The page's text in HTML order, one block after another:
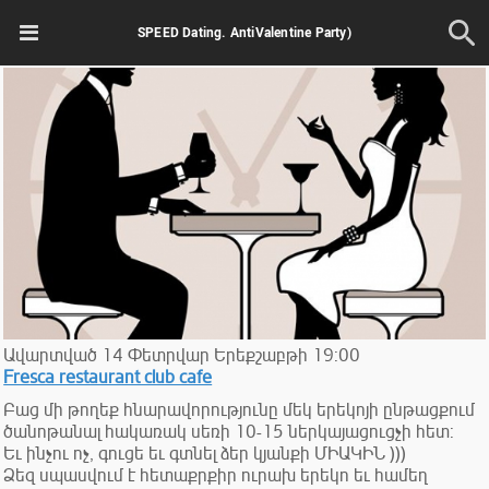
SPEED Dating. AntiValentine Party)
Ավարտված 14 Փետրվար Երեքշաբթի 19:00
Fresca restaurant club cafe
Բաց մի թողեք հնարավորությունը մեկ երեկոյի ընթացքում
ծանոթանալ հակառակ սեռի 10-15 ներկայացուցչի հետ:
Եւ ինչու ոչ, գուցե եւ գտնել ձեր կյանքի ՄԻԱԿԻՆ )))
Ձեզ սպասվում է հետաքրքիր ուրախ երեկո եւ համեղ